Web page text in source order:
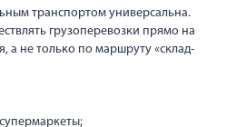
транспортом универсальна.
грузоперевозки прямо на
а не только по маршруту «склад-